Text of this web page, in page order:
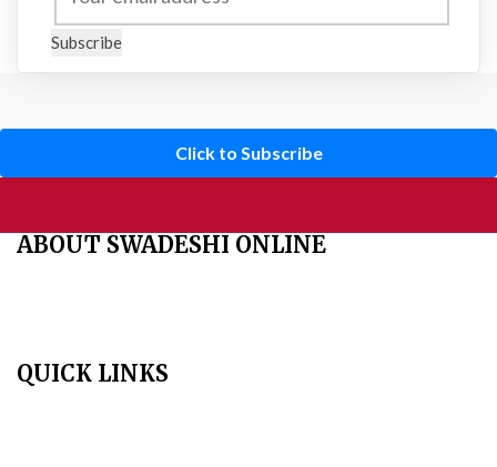
Subscribe
Click to Subscribe
ABOUT SWADESHI ONLINE
QUICK LINKS